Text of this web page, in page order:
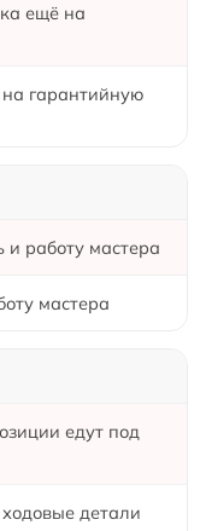
ещё на
гарантийную
работу мастера
мастера
едут под
детали